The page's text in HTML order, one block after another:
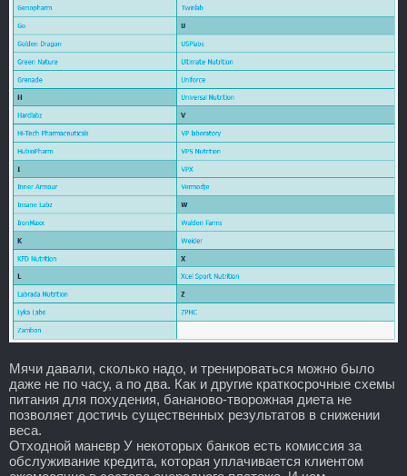
Мячи давали, сколько надо, и тренироваться можно было
даже не по часу, а по два. Как и другие краткосрочные схемы
питания для похудения, бананово-творожная диета не
позволяет достичь существенных результатов в снижении
веса.
Отходной маневр У некоторых банков есть комиссия за
обслуживание кредита, которая уплачивается клиентом